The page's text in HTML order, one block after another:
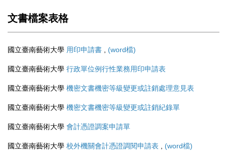
文書檔案表格
國立臺南藝術大學 用印申請書 (word檔)
國立臺南藝術大學 行政單位例行性業務用印申請表
國立臺南藝術大學 機密文書機密等級變更或註銷處理意見表
國立臺南藝術大學 機密文書機密等級變更或註銷紀錄單
國立臺南藝術大學 會計憑證調案申請單
國立臺南藝術大學 校外機關會計憑證調閱申請表 (word檔)